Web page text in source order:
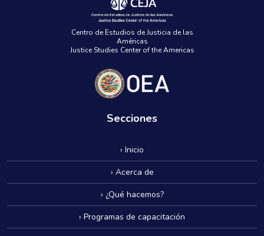
Centro de Estudios de Justicia de las
Américas
Justice Studies Center of the Americas
Secciones
› Inicio
› Acerca de
› ¿Qué hacemos?
› Programas de capacitación